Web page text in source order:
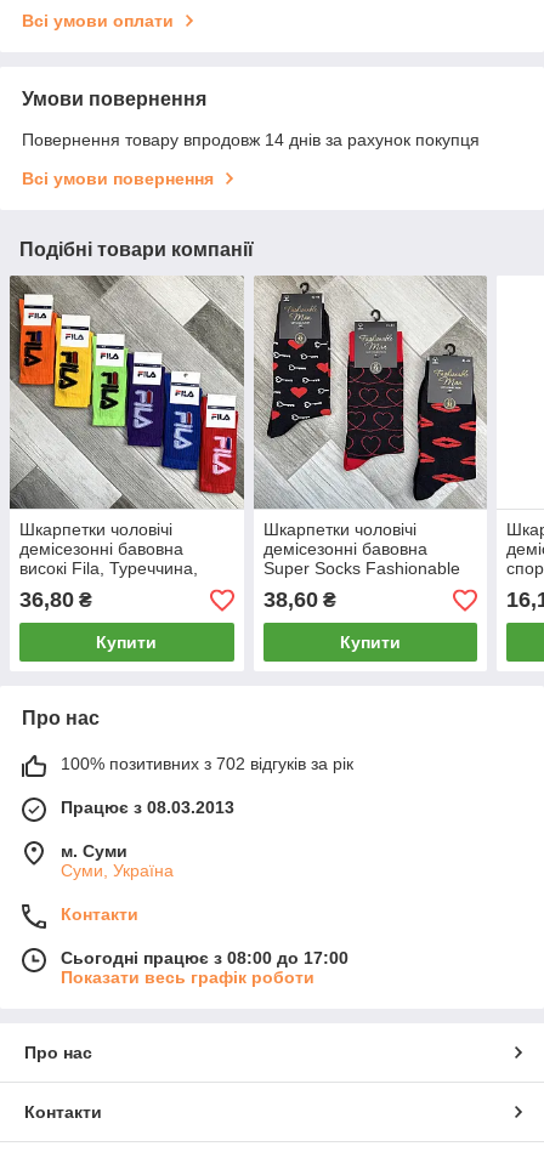
Всі умови оплати
Умови повернення
Повернення товару впродовж 14 днів за рахунок покупця
Всі умови повернення
Подібні товари компанії
Шкарпетки чоловічі
демісезонні бавовна
високі Fila, Туреччина,
розмір 41-45, асорті,
04533
36,80 ₴
Купити
Шкарпетки чоловічі
демісезонні бавовна
Super Socks Fashionable
Man, арт 014, розмір 41-
44, асорті, 01247
38,60₴
Купити
Про нас
100% позитивних з 702 відгуків за рік
Працює з 08.03.2013
м. Суми
Суми, Україна
Контакти
Сьогодні працює з 08:00 до 17:00
Показати весь графік роботи
Про нас
Контакти